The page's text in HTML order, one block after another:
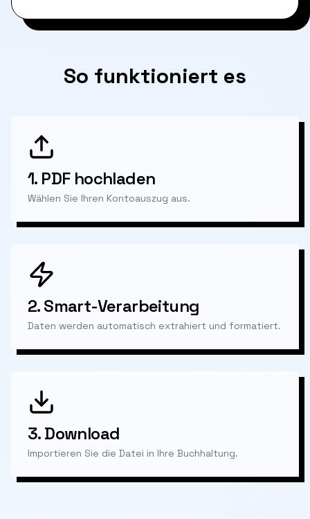
So funktioniert es
1. PDF hochladen
Wählen Sie Ihren Kontoauszug aus.
2.Smart-Verarbeitung
Daten werden automatisch extrahiert und formatiert.
3.Download
Importieren Sie die Datei in Ihre Buchhaltung.